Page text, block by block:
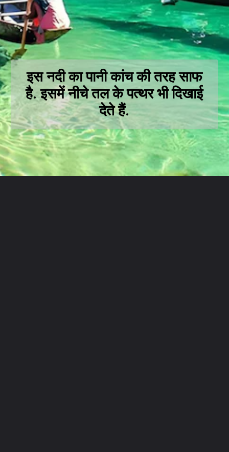
इस नदी का पानी कांच की तरह साफ
है. इसमें नीचे तल के पत्थर भी दिखाई
देते हैं.